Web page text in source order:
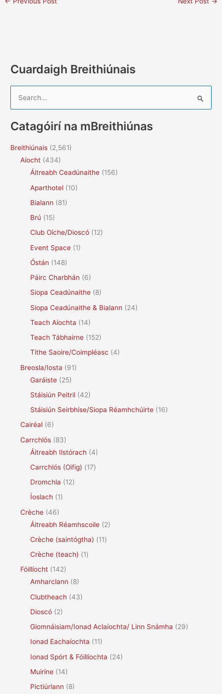
Cuardaigh Breithiúnais
r
c
Catagóirí na mBreithiúnas
Breithiúnais (2,561)
Aíocht (434)
Áitreabh Ceadúnaithe (156)
Aparthotel (10)
Bialann (81)
Brú (15)
Club Oíche/Dioscó (12)
Event Space (1)
Óstán (148)
Páirc Charbhán (6)
Siopa Ceadúnaithe (8)
Siopa Ceadúnaithe & Bialann (24)
Teach Aíochta (14)
Teach Tábhairne (152)
Tithe Saoire/Coimpléasc (4)
Breosla/Iosta (91)
Garáiste (25)
Stáisiún Peitril (42)
Stáisiún Seirbhíse/Siopa Réamhchúirte (16)
Cairéal (6)
Carrchlós (83)
Áitreabh Ilstórach (4)
Carrchlós (Oifig) (17)
Dromchla (12)
Íoslach (1)
Crèche (46)
Áitreabh Réamhscoile (2)
Crèche (saintógtha) (11)
Crèche (teach) (1)
Fóillíocht (142)
Amharclann (8)
Clubtheach (43)
Dioscó (2)
Giomnáisiam/Ionad Aclaíochta/ Linn Snámha (29)
Ionad Eachaíochta (11)
Ionad Spórt & Fóillíochta (24)
Muiríne (14)
Pictiúrlann (8)